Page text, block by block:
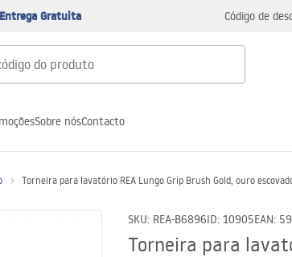
Entrega Gratuita Código de
Sobre nósContacto
Torneira para lavatório REA Lungo Grip Brush Gold, ouro
SKU: REA-B6896ID: 10905EAN:
Torneira para